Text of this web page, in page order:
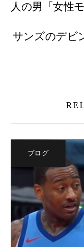
人の男「女性
サンズのデビ
ブログ